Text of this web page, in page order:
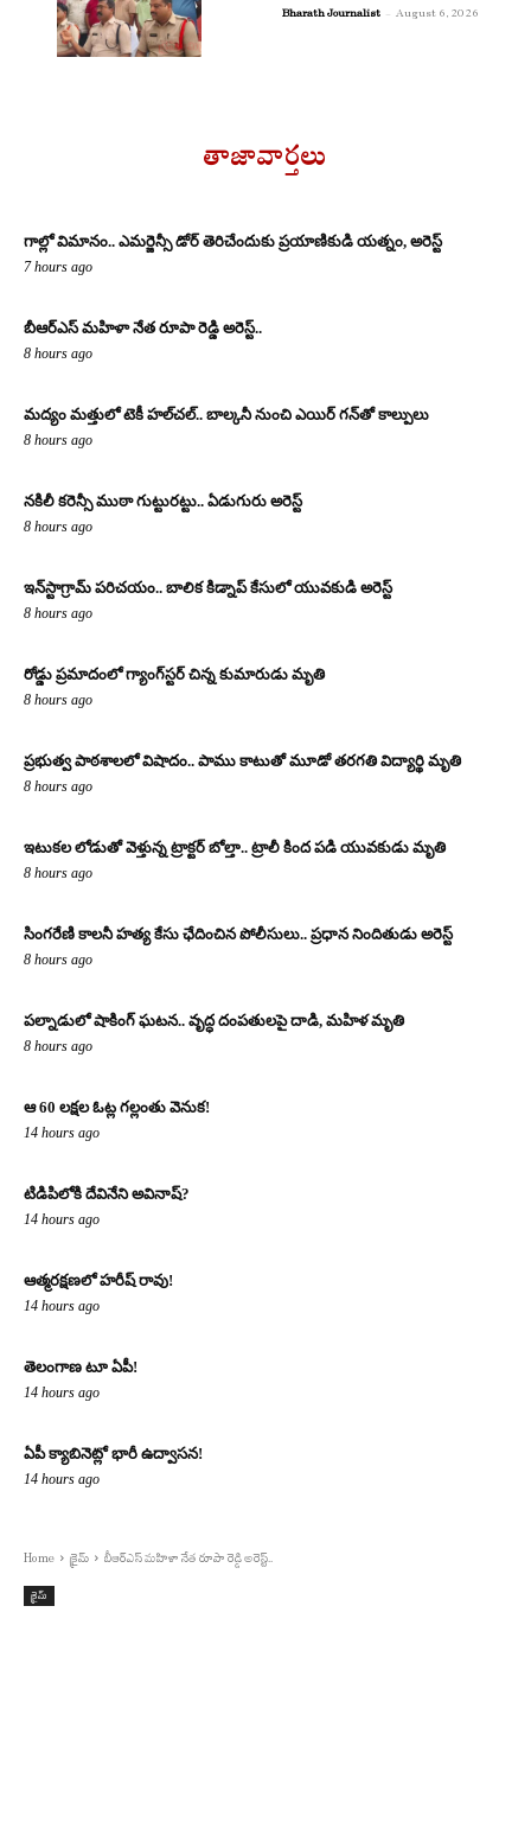
Bharath Journalist - August 6, 2026
తాజావార్తలు
గాల్లో విమానం.. ఎమర్జెన్సీ డోర్ తెరిచేందుకు ప్రయాణికుడి యత్నం, అరెస్ట్
7 hours ago
బీఆర్ఎస్ మహిళా నేత రూపా రెడ్డి అరెస్ట్..
8 hours ago
మద్యం మత్తులో టెకీ హల్‌చల్.. బాల్కనీ నుంచి ఎయిర్ గన్‌తో కాల్పులు
8 hours ago
నకిలీ కరెన్సీ ముఠా గుట్టురట్టు.. ఏడుగురు అరెస్ట్
8 hours ago
ఇన్‌స్టాగ్రామ్ పరిచయం.. బాలిక కిడ్నాప్ కేసులో యువకుడి అరెస్ట్
8 hours ago
రోడ్డు ప్రమాదంలో గ్యాంగ్‌స్టర్ చిన్న కుమారుడు మృతి
8 hours ago
ప్రభుత్వ పాఠశాలలో విషాదం.. పాము కాటుతో మూడో తరగతి విద్యార్థి మృతి
8 hours ago
ఇటుకల లోడుతో వెళ్తున్న ట్రాక్టర్ బోల్తా.. ట్రాలీ కింద పడి యువకుడు మృతి
8 hours ago
సింగరేణి కాలనీ హత్య కేసు ఛేదించిన పోలీసులు.. ప్రధాన నిందితుడు అరెస్ట్
8 hours ago
పల్నాడులో షాకింగ్ ఘటన.. వృద్ధ దంపతులపై దాడి, మహిళ మృతి
8 hours ago
ఆ 60 లక్షల ఓట్ల గల్లంతు వెనుక!
14 hours ago
టిడిపిలోకి దేవినేని అవినాష్?
14 hours ago
ఆత్మరక్షణలో హరీష్ రావు!
14 hours ago
తెలంగాణ టూ ఏపీ!
14 hours ago
ఏపీ క్యాబినెట్లో భారీ ఉద్వాసన!
14 hours ago